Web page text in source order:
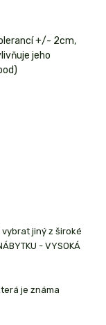
+/- 2cm,
jeho
jiný z široké
- VYSOKÁ
je známa